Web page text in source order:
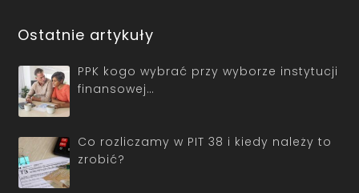
Ostatnie artykuły
PPK kogo wybrać przy wyborze instytucji
finansowej…
Co rozliczamy w PIT 38 i kiedy należy to
zrobić?